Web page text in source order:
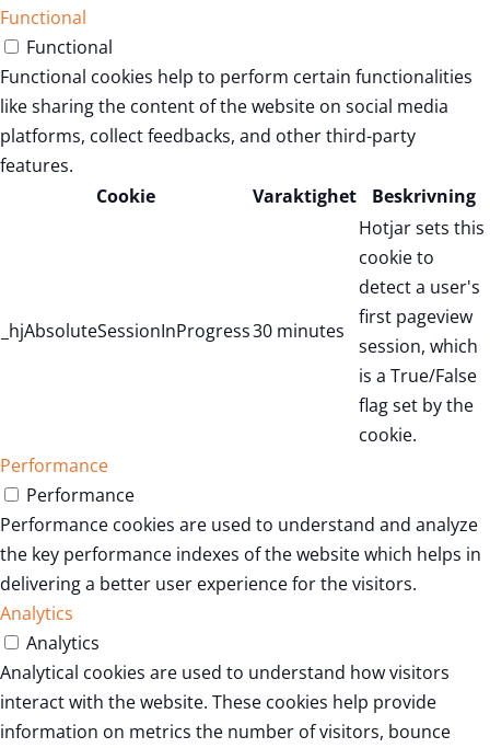
Functional
Functional
Functional cookies help to perform certain functionalities
like sharing the content of the website on social media
platforms, collect feedbacks, and other third-party
features.
Cookie
Varaktighet Beskrivning
_hjAbsoluteSessionInProgress30 minutes
Hotjar sets this
cookie to
detect a user's
first pageview
session, which
is a True/False
flag set by the
cookie.
Performance
Performance
Performance cookies are used to understand and analyze
the key performance indexes of the website which helps in
delivering a better user experience for the visitors.
Analytics
Analytics
Analytical cookies are used to understand how visitors
interact with the website. These cookies help provide
information on metrics the number of visitors, bounce